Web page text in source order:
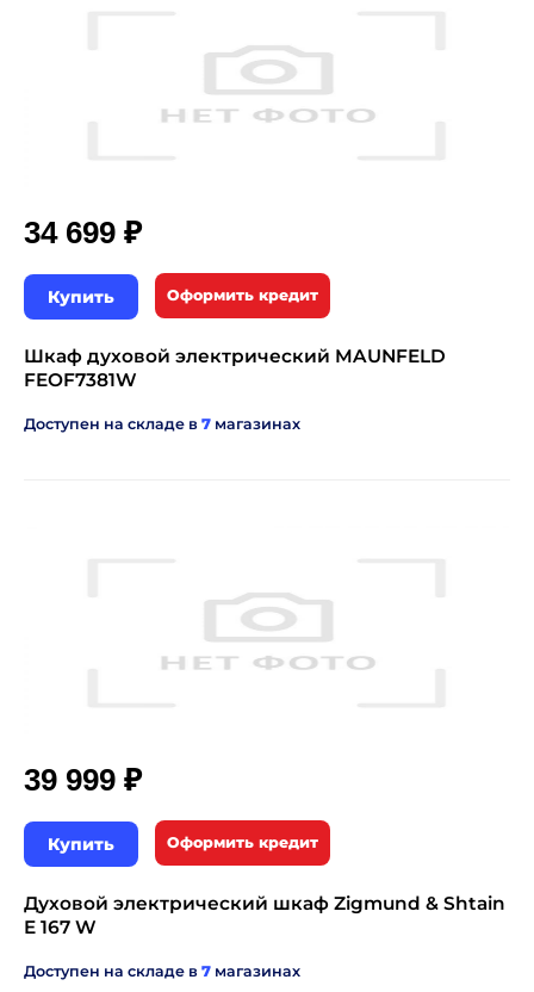
34 699 ₽
Купить Оформить кредит
Шкаф духовой электрический MAUNFELD
FEOF7381W
Доступен на складе в 7 магазинах
39 999 ₽
Купить Оформить кредит
Духовой электрический шкаф Zigmund & Shtain
E 167 W
Доступен на складе в 7 магазинах